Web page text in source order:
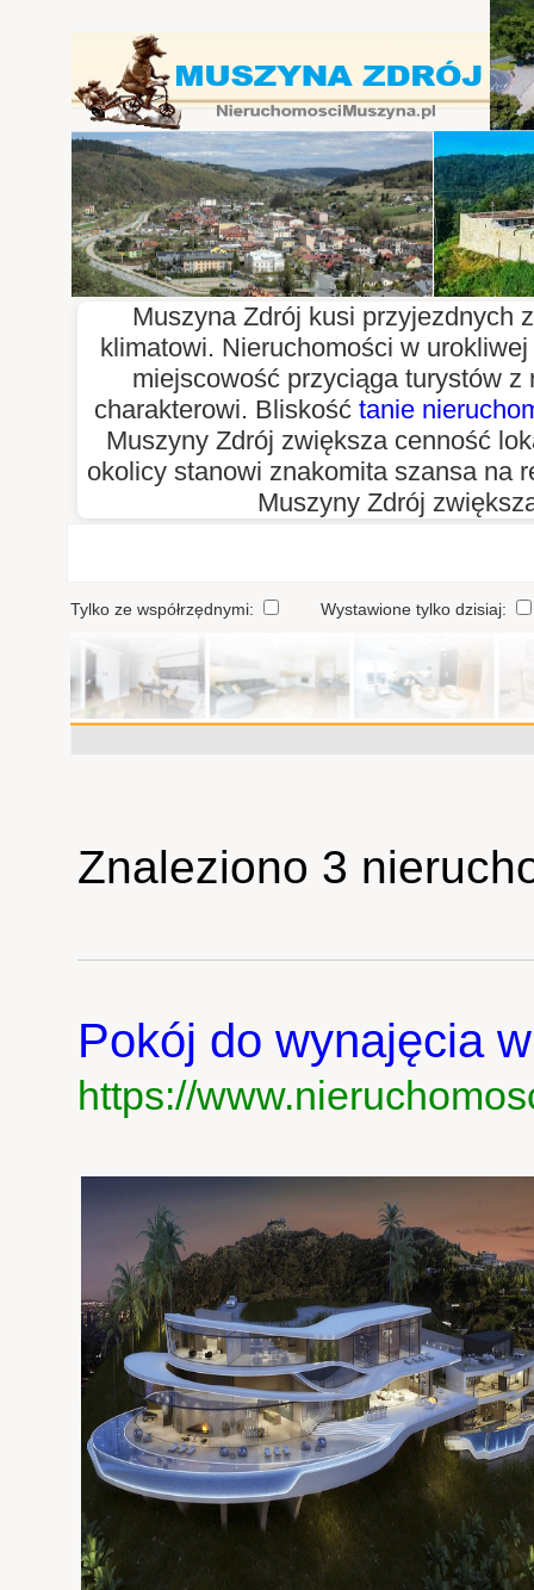
Muszyna Zdrój kusi przyjezdnych
klimatowi. Nieruchomości w
miejscowość przyciąga turystów
charakterowi. Bliskość tanie
Muszyny Zdrój zwiększa cenność
okolicy stanowi znakomita szansa na
Muszyny Zdrój
Tylko ze współrzędnymi: Wystawione tylko dzisiaj:
Znaleziono 3
Pokój do wynajęcia
https://